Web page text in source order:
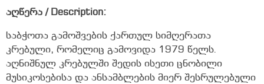
აღწერა / Description:
საბჭოთა გამოშვების ქართულ სიმღერათა
კრებული, რომელიც გამოვიდა 1979 წელს.
აღნიშნულ კრებულში შედის ისეთი ცნობილი
მუსიკოსებისა და ანსამბლების მიერ შესრულებული